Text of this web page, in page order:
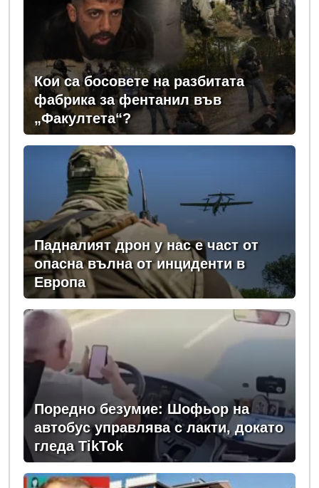
Кои са босовете на разбитата
фабрика за фентанил във
„Факултета“?
Падналият дрон у нас е част от
опасна вълна от инциденти в
Европа
Поредно безумие: Шофьор на
автобус управлява с лакти, докато
гледа TikTok